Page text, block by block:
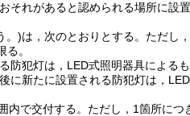
それがあると認められる場所に設
。)は，次のとおりとする。 ただし
。
防犯灯は，LED式照明器具によるも
に新たに設置される防犯灯は，
内で交付する。 ただし，1箇所につ